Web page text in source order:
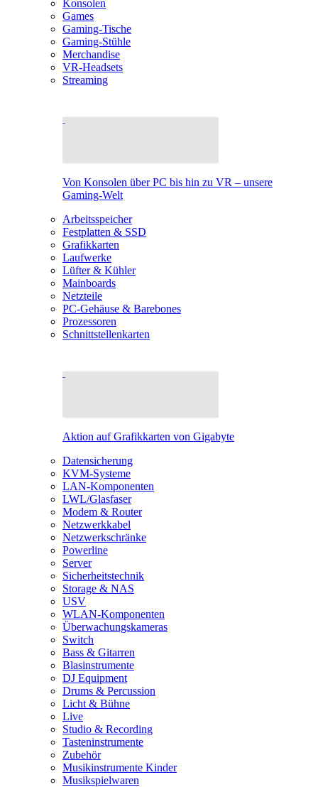
Konsolen
Games
Gaming-Tische
Gaming-Stühle
Merchandise
VR-Headsets
Streaming
Von Konsolen über PC bis hin zu VR – unsere
Gaming-Welt
Arbeitsspeicher
Festplatten & SSD
Grafikkarten
Laufwerke
Lüfter & Kühler
Mainboards
Netzteile
PC-Gehäuse & Barebones
Prozessoren
Schnittstellenkarten
Aktion auf Grafikkarten von Gigabyte
Datensicherung
KVM-Systeme
LAN-Komponenten
LWL/Glasfaser
Modem & Router
Netzwerkkabel
Netzwerkschränke
Powerline
Server
Sicherheitstechnik
Storage & NAS
USV
WLAN-Komponenten
Überwachungskameras
Switch
Bass & Gitarren
Blasinstrumente
DJ Equipment
Drums & Percussion
Licht & Bühne
Live
Studio & Recording
Tasteninstrumente
Zubehör
Musikinstrumente Kinder
Musikspielwaren